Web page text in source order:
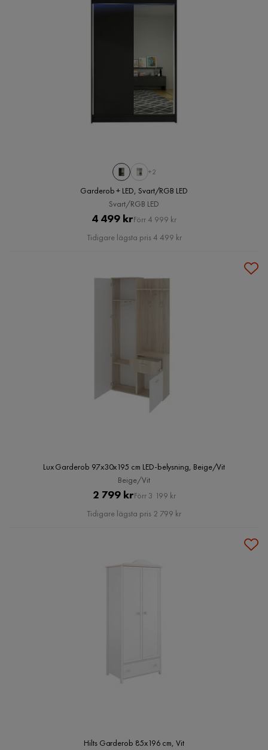
+2
Garderob + LED, Svart/RGB LED
Svart/RGB LED
Pris
4 499 krOriginal
Pris
Förr 4 999 kr
Tidigare lägsta pris 4 499 kr
Lux Garderob 97x30x195 cm LED-belysning, Beige/Vit
Beige/Vit
Pris
2 799 krOriginal
Pris
Förr 3 199 kr
Tidigare lägsta pris 2 799 kr
Hilts Garderob 85x196 cm, Vit